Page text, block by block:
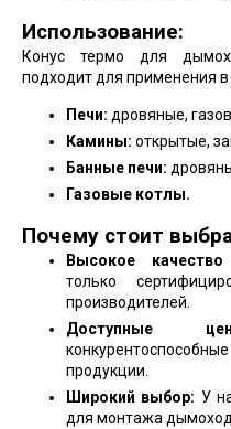
Использование:
Конус термо для
подходит для применения
Печи: дровяные,
Камины: открытые,
Банные печи:
Газовые котлы.
Почему стоит
Высокое качество
только
производителей.
Доступные
продукции.
Широкий выбор: У
для монтажа